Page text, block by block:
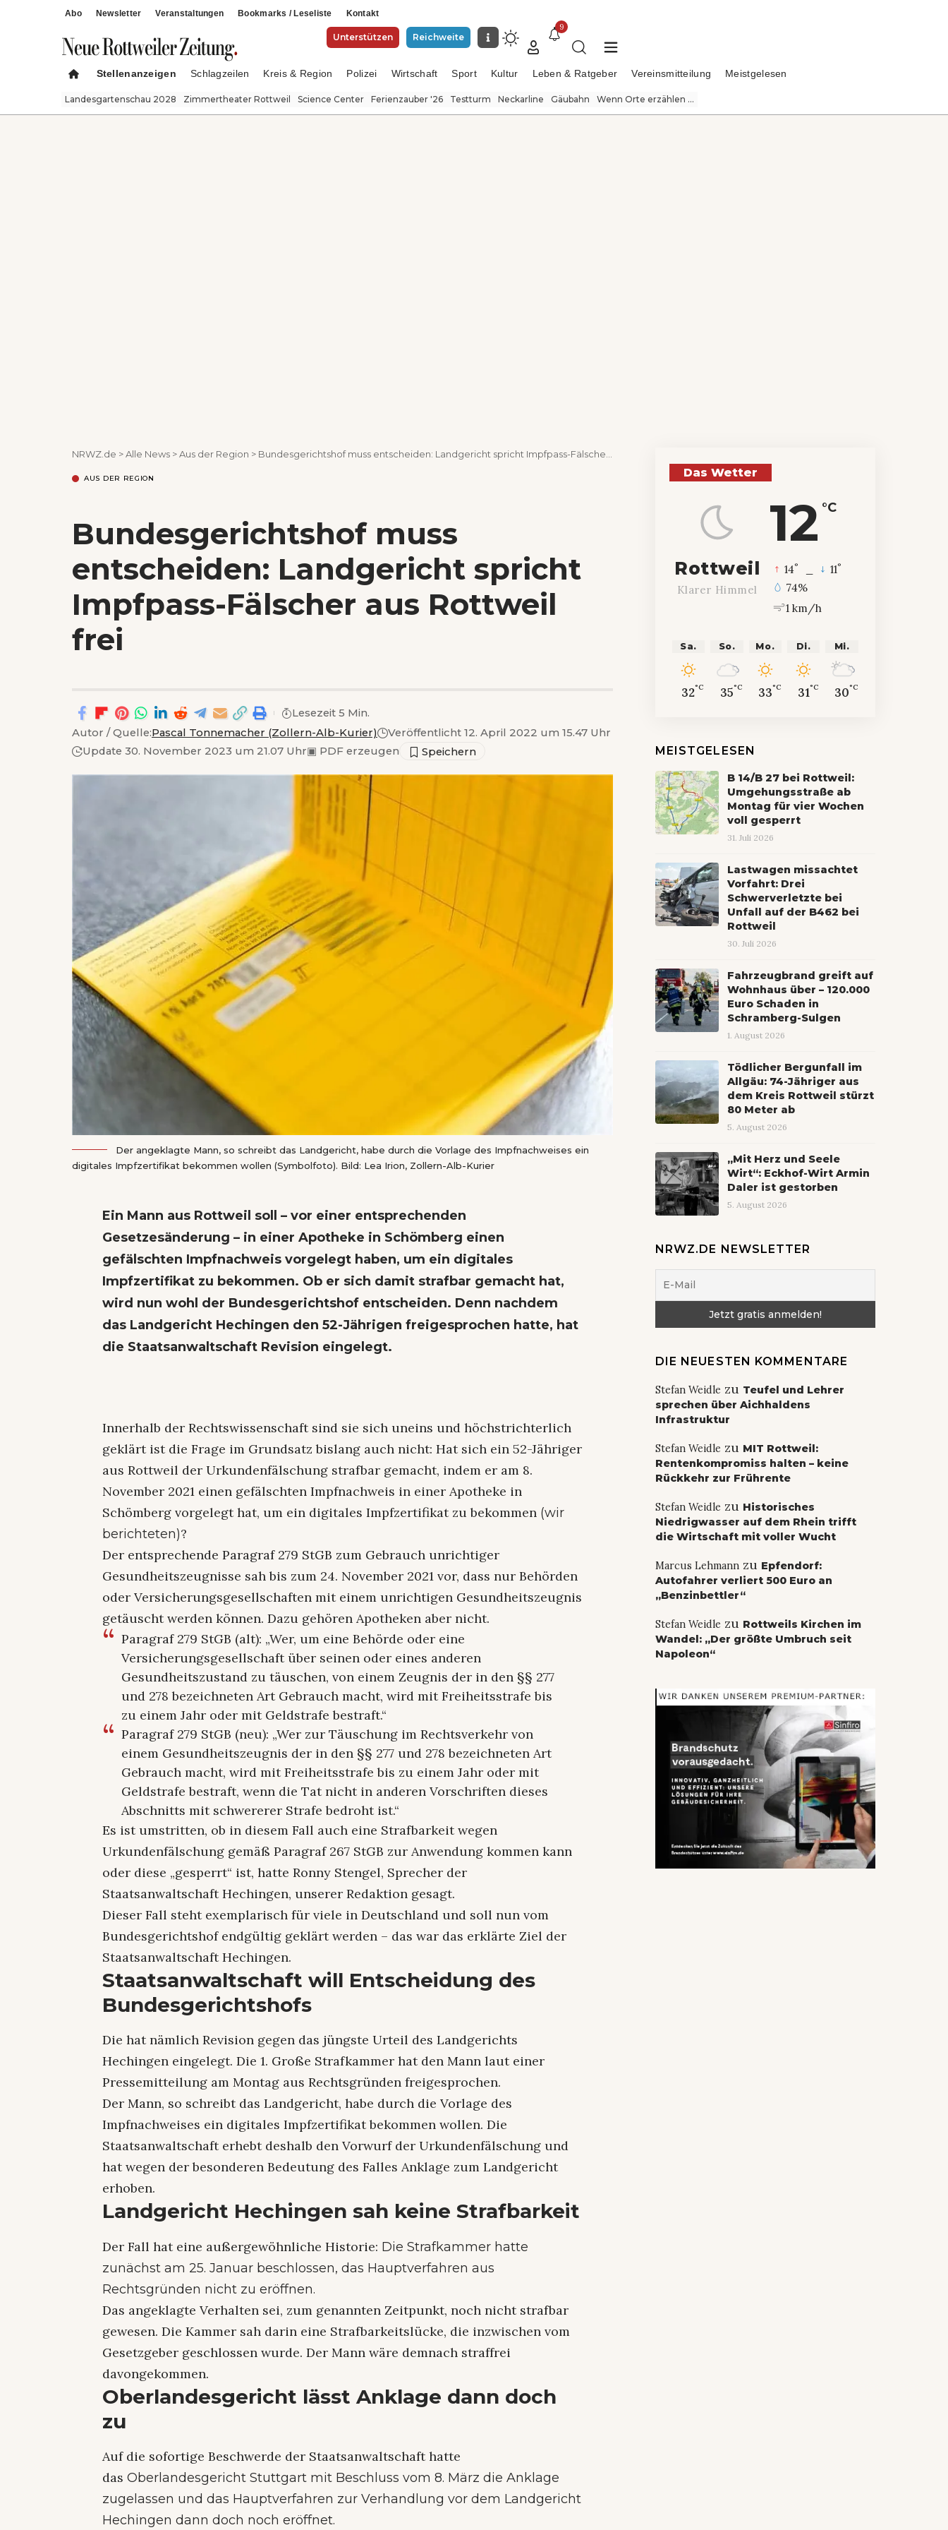
Abo Newsletter Veranstaltungen Bookmarks / Leseliste Kontakt
Unterstützen Reichweite
9
Stellenanzeigen Schlagzeilen Kreis & Region Polizei Wirtschaft Sport Kultur Leben & Ratgeber Vereinsmitteilung Meistgelesen
Landesgartenschau 2028 Zimmertheater Rottweil Science Center Ferienzauber '26 Testturm Neckarline Gäubahn Wenn Orte erzählen ...
NRWZ.de >Alle News >Aus der Region > Bundesgerichtshof muss entscheiden: Landgericht spricht Impfpass-Fälscher aus Rottweil frei
AUS DER REGION
Bundesgerichtshof muss
entscheiden: Landgericht spricht
Impfpass-Fälscher aus Rottweil
frei
Autor / Quelle:Pascal Tonnemacher (Zollern-Alb-Kurier)
Veröffentlicht 12. April 2022 um 15.47 Uhr
Update 30. November 2023 um 21.07 Uhr▣ PDF erzeugen
Lesezeit 5 Min.
Der angeklagte Mann, so schreibt das Landgericht, habe durch die Vorlage des Impfnachweises ein
digitales Impfzertifikat bekommen wollen (Symbolfoto). Bild: Lea Irion, Zollern-Alb-Kurier
Ein Mann aus Rottweil soll – vor einer entsprechenden
Gesetzesänderung – in einer Apotheke in Schömberg einen
gefälschten Impfnachweis vorgelegt haben, um ein digitales
Impfzertifikat zu bekommen. Ob er sich damit strafbar gemacht hat,
wird nun wohl der Bundesgerichtshof entscheiden. Denn nachdem
das Landgericht Hechingen den 52-Jährigen freigesprochen hatte, hat
die Staatsanwaltschaft Revision eingelegt.
Innerhalb der Rechtswissenschaft sind sie sich uneins und höchstrichterlich
geklärt ist die Frage im Grundsatz bislang auch nicht: Hat sich ein 52-Jähriger
aus Rottweil der Urkundenfälschung strafbar gemacht, indem er am 8.
November 2021 einen gefälschten Impfnachweis in einer Apotheke in
Schömberg vorgelegt hat, um ein digitales Impfzertifikat zu bekommen (wir
berichteten)?
Der entsprechende Paragraf 279 StGB zum Gebrauch unrichtiger
Gesundheitszeugnisse sah bis zum 24. November 2021 vor, dass nur Behörden
oder Versicherungsgesellschaften mit einem unrichtigen Gesundheitszeugnis
getäuscht werden können. Dazu gehören Apotheken aber nicht.
Paragraf 279 StGB (alt): „Wer, um eine Behörde oder eine
Versicherungsgesellschaft über seinen oder eines anderen
Gesundheitszustand zu täuschen, von einem Zeugnis der in den §§ 277
und 278 bezeichneten Art Gebrauch macht, wird mit Freiheitsstrafe bis
zu einem Jahr oder mit Geldstrafe bestraft.“
Paragraf 279 StGB (neu): „Wer zur Täuschung im Rechtsverkehr von
einem Gesundheitszeugnis der in den §§ 277 und 278 bezeichneten Art
Gebrauch macht, wird mit Freiheitsstrafe bis zu einem Jahr oder mit
Geldstrafe bestraft, wenn die Tat nicht in anderen Vorschriften dieses
Abschnitts mit schwererer Strafe bedroht ist.“
Es ist umstritten, ob in diesem Fall auch eine Strafbarkeit wegen
Urkundenfälschung gemäß Paragraf 267 StGB zur Anwendung kommen kann
oder diese „gesperrt“ ist, hatte Ronny Stengel, Sprecher der
Staatsanwaltschaft Hechingen, unserer Redaktion gesagt.
Dieser Fall steht exemplarisch für viele in Deutschland und soll nun vom
Bundesgerichtshof endgültig geklärt werden – das war das erklärte Ziel der
Staatsanwaltschaft Hechingen.
Staatsanwaltschaft will Entscheidung des
Bundesgerichtshofs
Die hat nämlich Revision gegen das jüngste Urteil des Landgerichts
Hechingen eingelegt. Die 1. Große Strafkammer hat den Mann laut einer
Pressemitteilung am Montag aus Rechtsgründen freigesprochen.
Der Mann, so schreibt das Landgericht, habe durch die Vorlage des
Impfnachweises ein digitales Impfzertifikat bekommen wollen. Die
Staatsanwaltschaft erhebt deshalb den Vorwurf der Urkundenfälschung und
hat wegen der besonderen Bedeutung des Falles Anklage zum Landgericht
erhoben.
Landgericht Hechingen sah keine Strafbarkeit
Der Fall hat eine außergewöhnliche Historie: Die Strafkammer hatte
zunächst am 25. Januar beschlossen, das Hauptverfahren aus
Rechtsgründen nicht zu eröffnen.
Das angeklagte Verhalten sei, zum genannten Zeitpunkt, noch nicht strafbar
gewesen. Die Kammer sah darin eine Strafbarkeitslücke, die inzwischen vom
Gesetzgeber geschlossen wurde. Der Mann wäre demnach straffrei
davongekommen.
Oberlandesgericht lässt Anklage dann doch
zu
Auf die sofortige Beschwerde der Staatsanwaltschaft hatte
dasOberlandesgericht Stuttgart mit Beschluss vom 8. März die Anklage
zugelassen und das Hauptverfahren zur Verhandlung vor dem Landgericht
Hechingen dann doch noch eröffnet.
Das Wetter
12 °C
Rottweil
Klarer Himmel
14° 11°
74%
1 km/h
Sa.
32°C
So.
35°C
Mo.
33°C
Di.
31°C
Mi.
30°C
MEISTGELESEN
B 14/B 27 bei Rottweil:
Umgehungsstraße ab
Montag für vier Wochen
voll gesperrt
31. Juli 2026
Lastwagen missachtet
Vorfahrt: Drei
Schwerverletzte bei
Unfall auf der B462 bei
Rottweil
30. Juli 2026
Fahrzeugbrand greift auf
Wohnhaus über – 120.000
Euro Schaden in
Schramberg-Sulgen
1. August 2026
Tödlicher Bergunfall im
Allgäu: 74-Jähriger aus
dem Kreis Rottweil stürzt
80 Meter ab
5. August 2026
„Mit Herz und Seele
Wirt“: Eckhof-Wirt Armin
Daler ist gestorben
5. August 2026
NRWZ.DE NEWSLETTER
DIE NEUESTEN KOMMENTARE
Stefan Weidle zu Teufel und Lehrer
sprechen über Aichhaldens
Infrastruktur
Stefan Weidle zu MIT Rottweil:
Rentenkompromiss halten – keine
Rückkehr zur Frührente
Stefan Weidle zu Historisches
Niedrigwasser auf dem Rhein trifft
die Wirtschaft mit voller Wucht
Marcus Lehmannzu Epfendorf:
Autofahrer verliert 500 Euro an
„Benzinbettler“
Stefan Weidle zu Rottweils Kirchen im
Wandel: „Der größte Umbruch seit
Napoleon“